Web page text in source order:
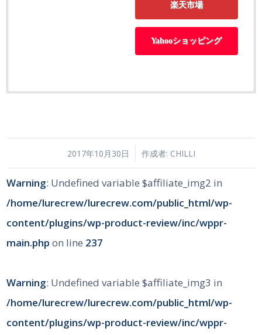
楽天市場
Yahooショッピング
2017年10月30日
/ 作成者: CHILLI
Warning: Undefined variable $affiliate_img2 in
/home/lurecrew/lurecrew.com/public_html/wp-
content/plugins/wp-product-review/inc/wppr-
main.php on line 237
Warning: Undefined variable $affiliate_img3 in
/home/lurecrew/lurecrew.com/public_html/wp-
content/plugins/wp-product-review/inc/wppr-